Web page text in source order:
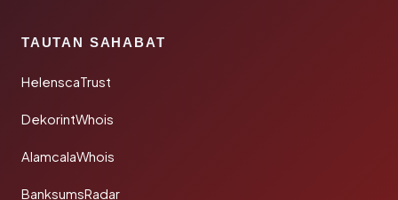
TAUTAN SAHABAT
HelenscaTrust
DekorintWhois
AlamcalaWhois
BanksumsRadar